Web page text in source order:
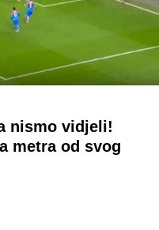
nismo vidjeli!
metra od svog